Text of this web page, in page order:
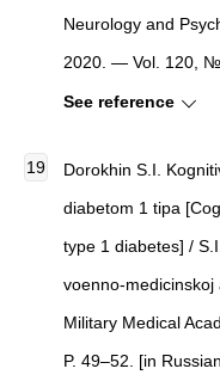
Neurology and
2020. — Vol. 120,
See reference
Dorokhin S.I.
diabetom 1 tipa
type 1 diabetes] /
voenno-medicinskoj
Military Medical
P. 49–52. [in